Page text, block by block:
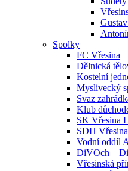
Spolky
FC Vřesina
Dělnická
Kostelní
Myslivecký
Svaz
Klub
SK Vřesina
SDH Vřesina
Vodní oddíl
DiVOch –
Vřesinská